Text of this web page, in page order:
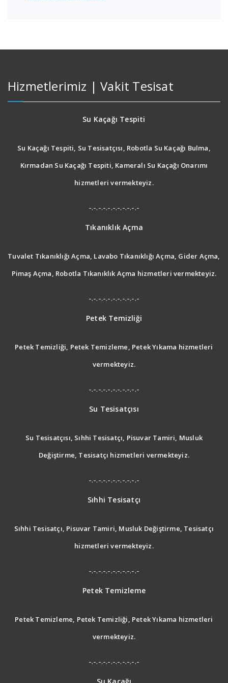
Hizmetlerimiz | Vakit Tesisat
Su Kaçağı Tespiti
Su Kaçağı Tespiti, Su Tesisatçısı, Robotla Su Kaçağı Bulma,
Kırmadan Su Kaçağı Tespiti, Kameralı Su Kaçağı Onarımı
hizmetleri vermekteyiz.
-.-.-.-.-.-.-.-.-.-.-
Tıkanıklık Açma
Tuvalet Tıkanıklığı Açma, Lavabo Tıkanıklığı Açma, Gider Açma,
Pimaş Açma, Robotla Tıkanıklık Açma hizmetleri vermekteyiz.
-.-.-.-.-.-.-.-.-.-.-
Petek Temizliği
Petek Temizliği, Petek Temizleme, Petek Yıkama hizmetleri
vermekteyiz.
-.-.-.-.-.-.-.-.-.-.-
Su Tesisatçısı
Su Tesisatçısı, Sıhhi Tesisatçı, Pisuvar Tamiri, Musluk
Değiştirme, Tesisatçı hizmetleri vermekteyiz.
-.-.-.-.-.-.-.-.-.-.-
Sıhhi Tesisatçı
Sıhhi Tesisatçı, Pisuvar Tamiri, Musluk Değiştirme, Tesisatçı
hizmetleri vermekteyiz.
-.-.-.-.-.-.-.-.-.-.-
Petek Temizleme
Petek Temizleme, Petek Temizliği, Petek Yıkama hizmetleri
vermekteyiz.
-.-.-.-.-.-.-.-.-.-.-